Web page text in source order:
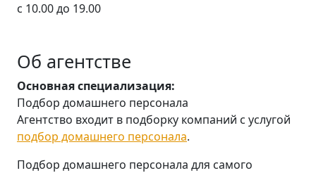
c 10.00 до 19.00
Об агентстве
Основная специализация:
Подбор домашнего персонала
Агентство входит в подборку компаний с услугой
подбор домашнего персонала.
Подбор домашнего персонала для самого